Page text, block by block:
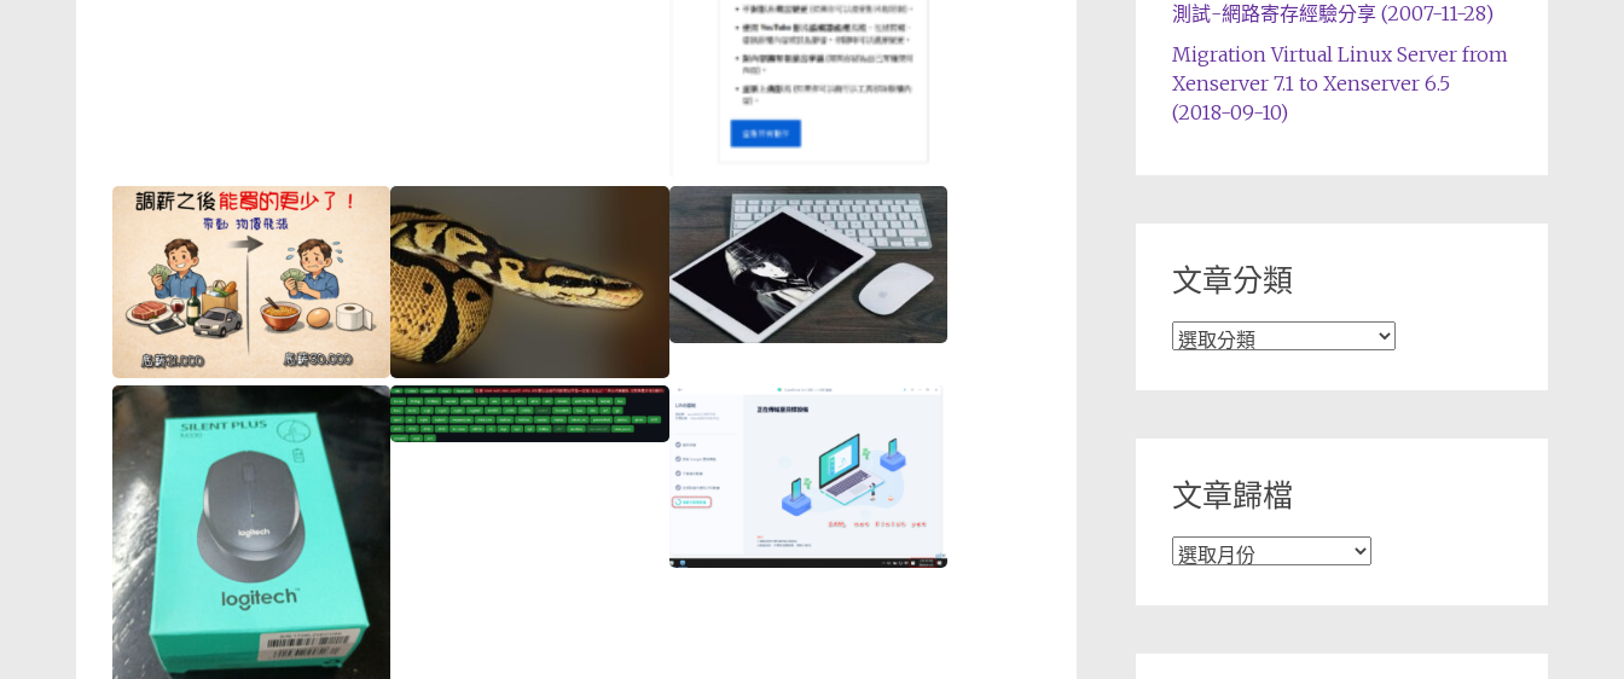
測試-網路寄存經驗分享 (2007-11-28)
Migration Virtual Linux Server from
Xenserver 7.1 to Xenserver 6.5
(2018-09-10)
文章分類
文
文章歸檔
文